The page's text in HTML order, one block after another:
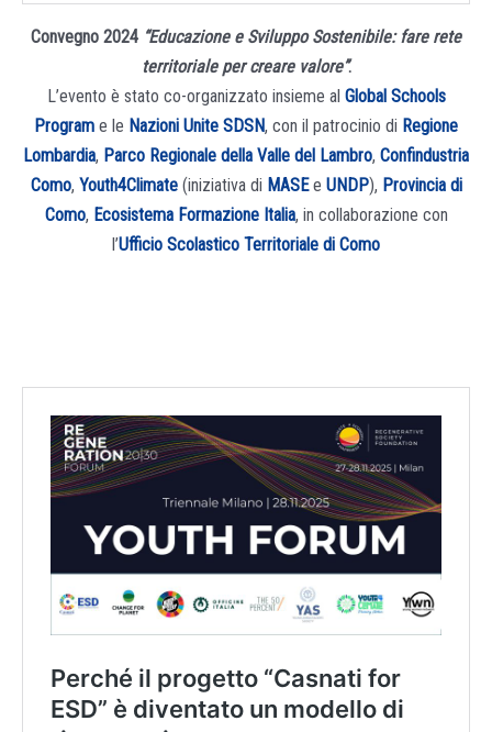
Convegno 2024 “Educazione e Sviluppo Sostenibile: fare rete
territoriale per creare valore”.
L’evento è stato co-organizzato insieme al Global Schools
Program e le Nazioni Unite SDSN, con il patrocinio di Regione
Lombardia, Parco Regionale della Valle del Lambro, Confindustria
Como, Youth4Climate(iniziativa di MASEe UNDP), Provincia di
Como, Ecosistema Formazione Italia, in collaborazione con
l’Ufficio Scolastico Territoriale di Como